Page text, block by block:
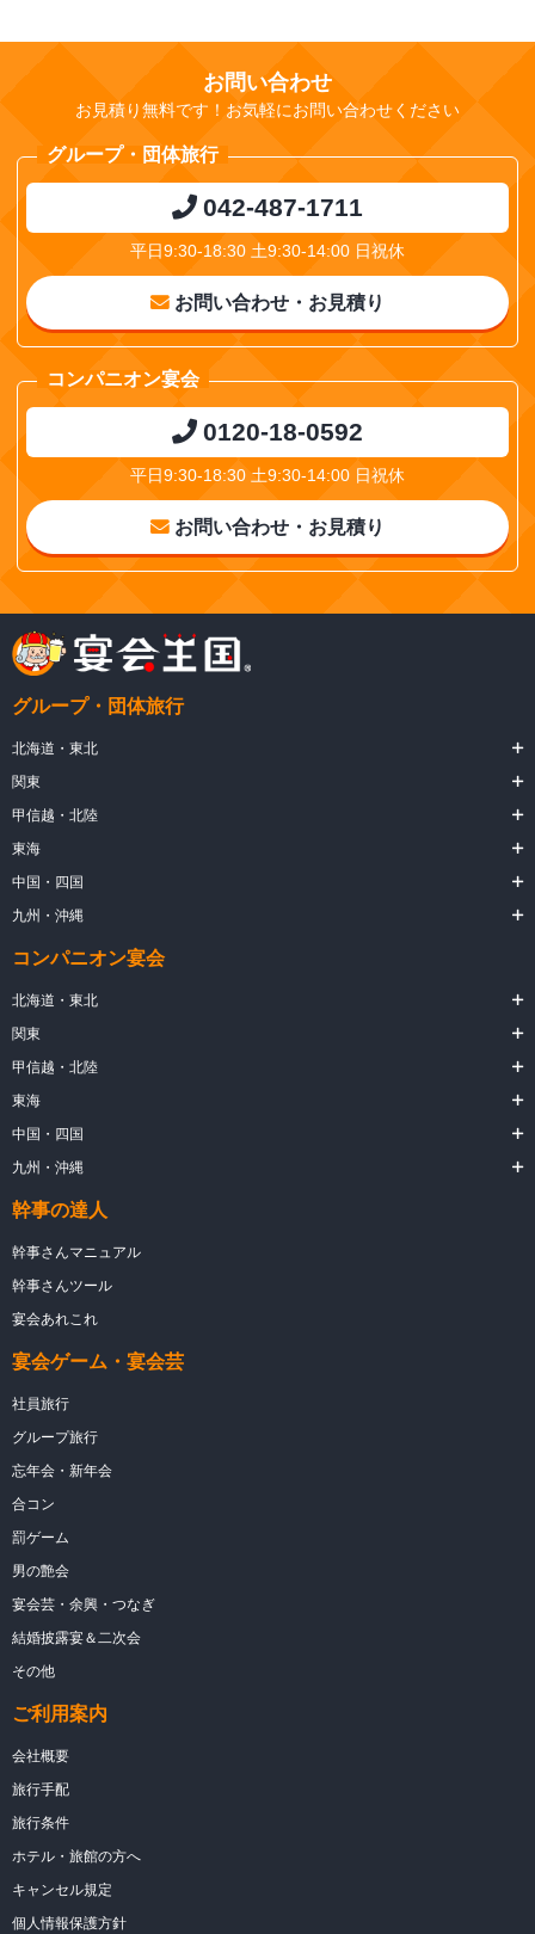
お問い合わせ
お見積り無料です！お気軽にお問い合わせください
グループ・団体旅行
042-487-1711
平日9:30-18:30 土9:30-14:00 日祝休
お問い合わせ・お見積り
コンパニオン宴会
0120-18-0592
平日9:30-18:30 土9:30-14:00 日祝休
お問い合わせ・お見積り
グループ・団体旅行
北海道・東北
関東
甲信越・北陸
東海
中国・四国
九州・沖縄
コンパニオン宴会
北海道・東北
関東
甲信越・北陸
東海
中国・四国
九州・沖縄
幹事の達人
幹事さんマニュアル
幹事さんツール
宴会あれこれ
宴会ゲーム・宴会芸
社員旅行
グループ旅行
忘年会・新年会
合コン
罰ゲーム
男の艶会
宴会芸・余興・つなぎ
結婚披露宴＆二次会
その他
ご利用案内
会社概要
旅行手配
旅行条件
ホテル・旅館の方へ
キャンセル規定
個人情報保護方針